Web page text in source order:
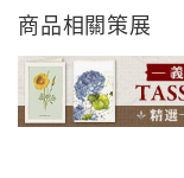
商品相關策展